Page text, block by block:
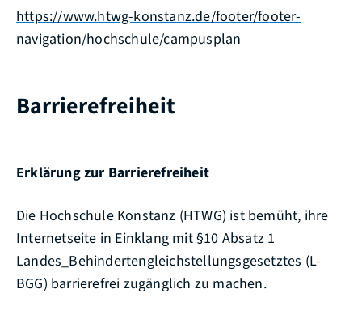
https://www.htwg-konstanz.de/footer/footer-
navigation/hochschule/campusplan
Barrierefreiheit
Erklärung zur Barrierefreiheit
Die Hochschule Konstanz (HTWG) ist bemüht, ihre
Internetseite in Einklang mit §10 Absatz 1
Landes_Behindertengleichstellungsgesetztes (L-
BGG) barrierefrei zugänglich zu machen.